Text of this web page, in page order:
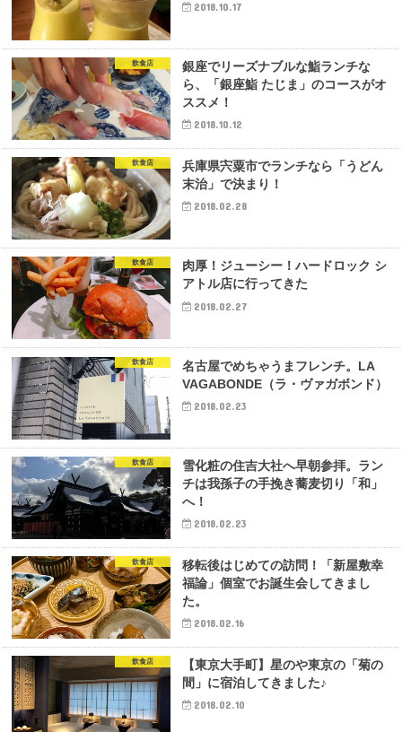
2018.10.17
飲食店
銀座でリーズナブルな鮨ランチな
ら、「銀座鮨 たじま」のコースがオ
ススメ！
2018.10.12
飲食店
兵庫県宍粟市でランチなら「うどん
末治」で決まり！
2018.02.28
飲食店
肉厚！ジューシー！ハードロック シ
アトル店に行ってきた
2018.02.27
飲食店
名古屋でめちゃうまフレンチ。LA
VAGABONDE（ラ・ヴァガボンド）
2018.02.23
飲食店
雪化粧の住吉大社へ早朝参拝。ラン
チは我孫子の手挽き蕎麦切り「和」
へ！
2018.02.23
飲食店
移転後はじめての訪問！「新屋敷幸
福論」個室でお誕生会してきまし
た。
2018.02.16
飲食店
【東京大手町】星のや東京の「菊の
間」に宿泊してきました♪
2018.02.10